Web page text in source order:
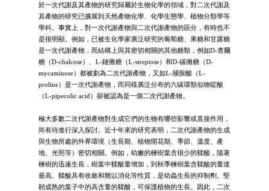
於一次代謝及其產物的研究歸屬於生物化學的領域，對二次代謝及
其產物的研究已擴展到天然產物化學、化學生態學、植物分類學等
學科。事實上，對一次代謝產物與二次代謝產物的區分，有時也不
是很明顯。例如，已被生化學家廣泛研究的葡萄糖、果糖和甘露糖
是一次代謝產物，而結構上與其密切相關的其他糖類，例如D-查爾
糖（D-chalcose）、L-鏈黴糖（L-streptose）和D-碳黴糖（D-
mycaminose）都被劃為二次代謝產物，又如L-脯胺酸（L-
proline）是一次代謝產物，而同樣廣泛分布的六碳環類似物啶酸
（L-pipecolic acid）卻被認為是一個二次代謝產物。
極大多數二次代謝產物對生成它們的生物有哪些影響或直接作用，
尚有待進行深入探討。近十年來的研究表明，二次代謝產物的生成
與生物所處的外界環境（生長期、植物開花期、季節、溫度、產
地、光照等）密切相關。例如，幼嫩的楝樹葉含很少的鞣酸，隨著
楝樹的迅速生長，樹葉中鞣酸量增加，到秋季楝樹葉含鞣酸的量達
最高。鞣酸具有收斂和難以消化等性質，是幼蟲生長的抑制劑。堅
韌成熟的葉子中的高含量的鞣酸，可保護植物的生長。因此，二次